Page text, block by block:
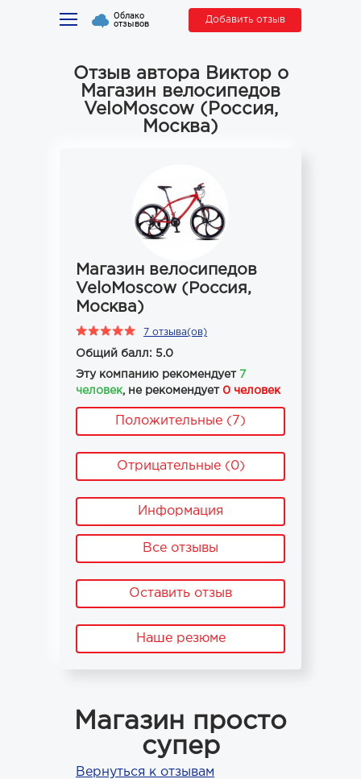
Облако
отзывов Добавить отзыв
Отзыв автора Виктор о
Магазин велосипедов
VeloMoscow (Россия,
Москва)
Магазин велосипедов
VeloMoscow (Россия,
Москва)
7 отзыва(ов)
Общий балл: 5.0
Эту компанию рекомендует 7
человек, не рекомендует 0 человек
Положительные (7)
Отрицательные (0)
Информация
Все отзывы
Оставить отзыв
Наше резюме
Магазин просто
супер
Вернуться к отзывам